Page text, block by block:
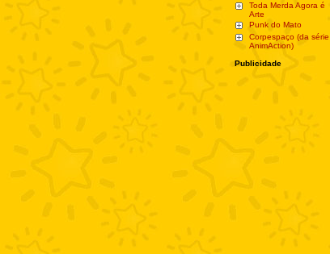
Toda Merda Agora é
Arte
Punk do Mato
Corpespaço (da série
AnimAction)
Publicidade